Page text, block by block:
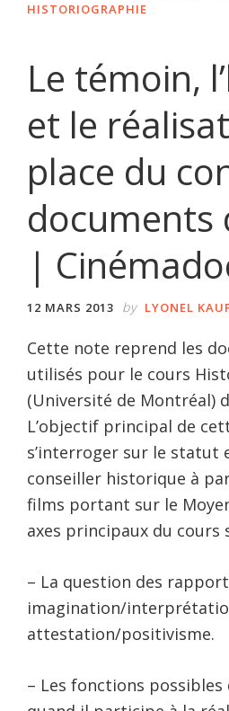
HISTORIOGRAPHIE
Le témoin,
et le
place du
documents
|
12 MARS 2013 by LYONEL
Cette note reprend les
utilisés pour le cours
(Université de Montréal)
L’objectif principal de
s’interroger sur le statut
conseiller historique à
films portant sur le
axes principaux du cours
– La question des
imagination/
attestation/positivisme.
– Les fonctions possibles